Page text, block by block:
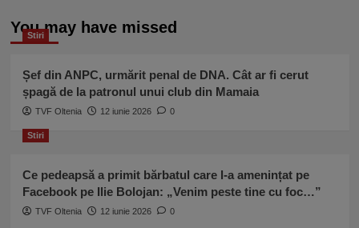
You may have missed
Stiri
Șef din ANPC, urmărit penal de DNA. Cât ar fi cerut
șpagă de la patronul unui club din Mamaia
TVF Oltenia 12 iunie 2026 0
Stiri
Ce pedeapsă a primit bărbatul care l-a amenințat pe
Facebook pe Ilie Bolojan: „Venim peste tine cu foc…”
TVF Oltenia 12 iunie 2026 0